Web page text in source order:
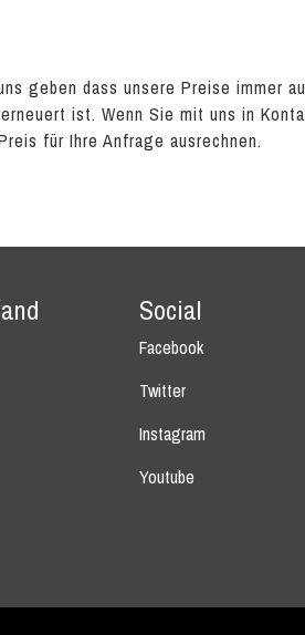
geben dass unsere Preise immer
ist. Wenn Sie mit uns in
für Ihre Anfrage ausrechnen.
Social
Facebook
Twitter
Instagram
Youtube